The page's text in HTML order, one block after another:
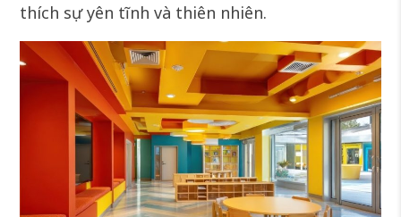
thích sự yên tĩnh và thiên nhiên.